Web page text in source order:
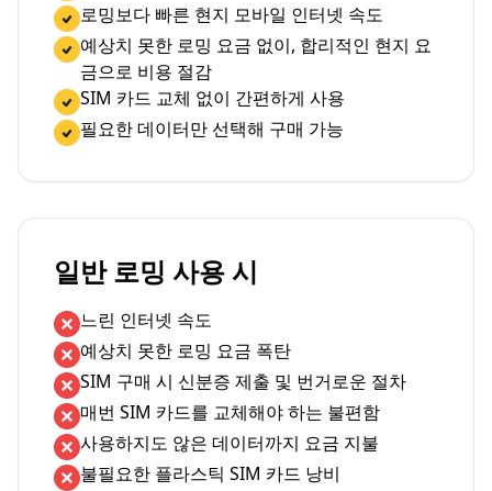
로밍보다 빠른 현지 모바일 인터넷 속도
예상치 못한 로밍 요금 없이, 합리적인 현지 요
금으로 비용 절감
SIM 카드 교체 없이 간편하게 사용
필요한 데이터만 선택해 구매 가능
일반 로밍 사용 시
느린 인터넷 속도
예상치 못한 로밍 요금 폭탄
SIM 구매 시 신분증 제출 및 번거로운 절차
매번 SIM 카드를 교체해야 하는 불편함
사용하지도 않은 데이터까지 요금 지불
불필요한 플라스틱 SIM 카드 낭비